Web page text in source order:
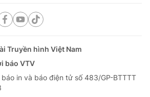
Truyền hình Việt Nam
báo VTV
in và báo điện tử số 483/GP-BTTTT